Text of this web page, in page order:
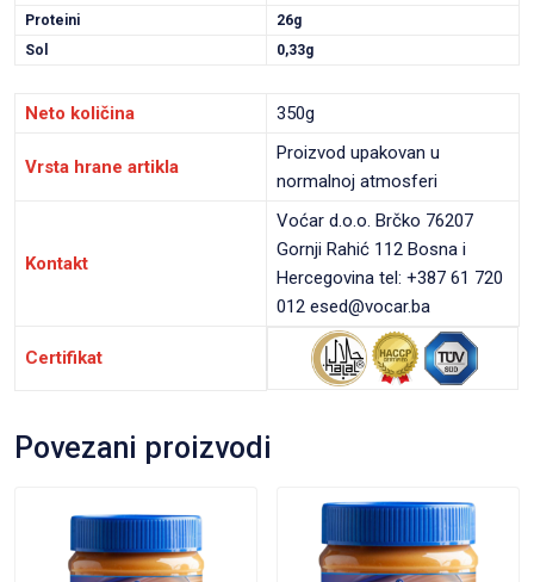
Proteini
26g
Sol
0,33g
Neto količina 350g
Vrsta hrane artikla
Proizvod upakovan u
normalnoj atmosferi
Kontakt
Voćar d.o.o. Brčko 76207
Gornji Rahić 112 Bosna i
Hercegovina tel: +387 61 720
012 esed@vocar.ba
Certifikat
Povezani proizvodi
VIEW PRODUCT